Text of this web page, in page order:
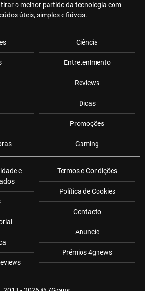
o melhor partido da tecnologia com
úteis, simples e fiáveis.
Ciência
Entretenimento
Reviews
Dicas
Promoções
Gaming
e
Termos e Condições
Política de Cookies
Contacto
Anuncie
Prémios 4gnews